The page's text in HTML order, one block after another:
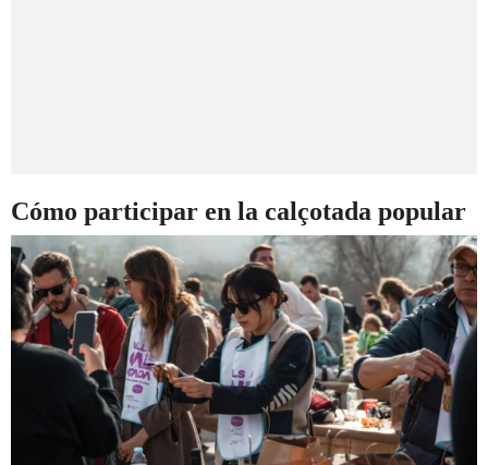
Cómo participar en la calçotada popular